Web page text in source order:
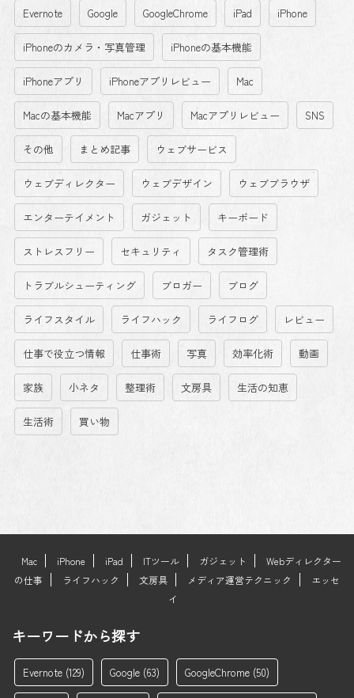
Evernote Google GoogleChrome iPad iPhone
iPhoneのカメラ・写真管理 iPhoneの基本機能
iPhoneアプリ iPhoneアプリレビュー Mac
Macの基本機能 Macアプリ Macアプリレビュー SNS
その他 まとめ記事 ウェブサービス
ウェブディレクター ウェブデザイン ウェブブラウザ
エンターテイメント ガジェット キーボード
ストレスフリー セキュリティ タスク管理術
トラブルシューティング ブロガー ブログ
ライフスタイル ライフハック ライフログ レビュー
仕事で役立つ情報 仕事術 写真 効率化術 動画
家族 小ネタ 整理術 文房具 生活の知恵
生活術 買い物
Mac iPhone iPad ITツール ガジェット
Webディレクター
の仕事
ライフハック 文房具 メディア運営テクニック
エッセ
イ
キーワードから探す
Evernote (129) Google (63) GoogleChrome (50)